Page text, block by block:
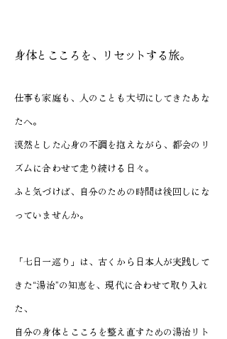
身体とこころを、リセットする旅。
仕事も家庭も、人のことも大切にしてきたあな
たへ。
漠然とした心身の不調を抱えながら、都会のリ
ズムに合わせて走り続ける日々。
ふと気づけば、自分のための時間は後回しにな
っていませんか。
「七日一巡り」は、古くから日本人が実践して
きた“湯治”の知恵を、現代に合わせて取り入れ
た、
自分の身体とこころを整え直すための湯治リト